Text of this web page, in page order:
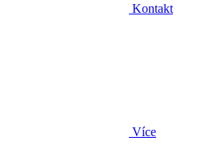
Kontakt
Více